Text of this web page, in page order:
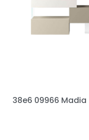
38e6 09966 Madia